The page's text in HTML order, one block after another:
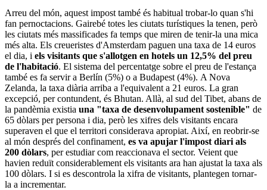
Arreu del món, aquest impost també és habitual trobar-lo quan s'hi
fan pernoctacions. Gairebé totes les ciutats turístiques la tenen, però
les ciutats més massificades fa temps que miren de tenir-la una mica
més alta. Els creueristes d'Amsterdam paguen una taxa de 14 euros
el dia, i els visitants que s'allotgen en hotels un 12,5% del preu
de l'habitació. El sistema del percentatge sobre el preu de l'estança
també es fa servir a Berlín (5%) o a Budapest (4%). A Nova
Zelanda, la taxa diària arriba a l'equivalent a 21 euros. La gran
excepció, per contundent, és Bhutan. Allà, al sud del Tibet, abans de
la pandèmia existia una "taxa de desenvolupament sostenible" de
65 dòlars per persona i dia, però les xifres dels visitants encara
superaven el que el territori considerava apropiat. Així, en reobrir-se
al món després del confinament, es va apujar l'impost diari als
200 dòlars, per estudiar com reaccionava el sector. Veient que
havien reduït considerablement els visitants ara han ajustat la taxa als
100 dòlars. I si es descontrola la xifra de visitants, plantegen tornar-
la a incrementar.